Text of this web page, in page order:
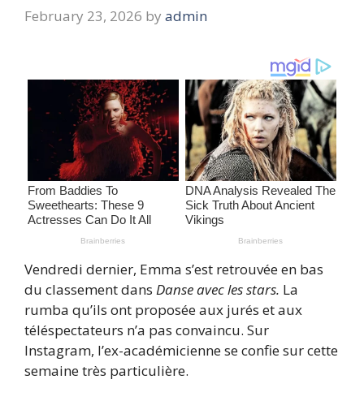
February 23, 2026 by admin
Vendredi dernier, Emma s’est retrouvée en bas
du classement dans Danse avec les stars. La
rumba qu’ils ont proposée aux jurés et aux
téléspectateurs n’a pas convaincu. Sur
Instagram, l’ex-académicienne se confie sur cette
semaine très particulière.